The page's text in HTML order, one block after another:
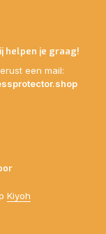
helpen je graag!
een mail:
Kiyoh